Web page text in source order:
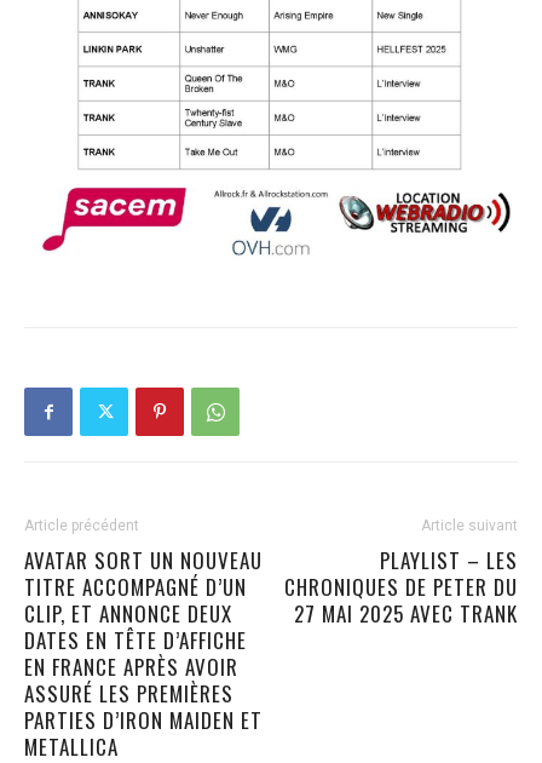
Article précédent
AVATAR SORT UN NOUVEAU
TITRE ACCOMPAGNÉ D’UN
CLIP, ET ANNONCE DEUX
DATES EN TÊTE D’AFFICHE
EN FRANCE APRÈS AVOIR
ASSURÉ LES PREMIÈRES
PARTIES D’IRON MAIDEN ET
METALLICA
Article suivant
PLAYLIST – LES
CHRONIQUES DE PETER DU
27 MAI 2025 AVEC TRANK